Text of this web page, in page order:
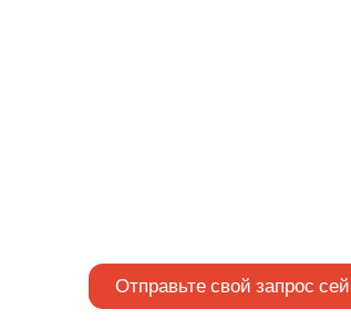
Отправьте свой запрос